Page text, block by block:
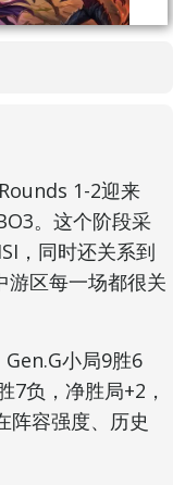
1-2迎来
。这个阶段采
，同时还关系到
游区每一场都很关
小局9胜6
7负，净胜局+2，
阵容强度、历史